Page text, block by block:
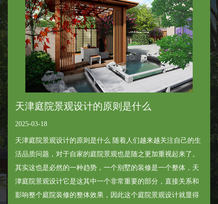
天津庭院景观设计的原则是什么
2025-03-18
天津庭院景观设计的原则是什么 随着人们越来越关注自己的生
活品质问题，对于自家的庭院景观也是随之更加重视起来了。
其实这也是必然的一种趋势，一个别墅的装修是一个整体，天
津庭院景观设计它是这其中一个非常重要的部分，直接关系和
影响整个庭院装修的整体效果，因此这个庭院景观设计就显得